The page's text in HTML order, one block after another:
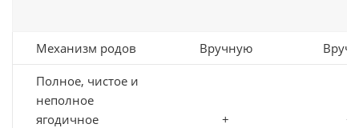
Механизм родов Вручную
Полное, чистое и
неполное
ягодичное
+ +